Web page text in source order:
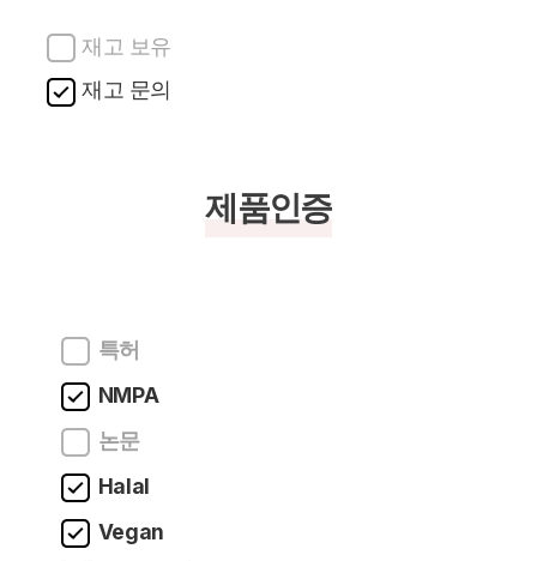
재고 보유
재고 문의
제품인증
특허
NMPA
논문
Halal
Vegan